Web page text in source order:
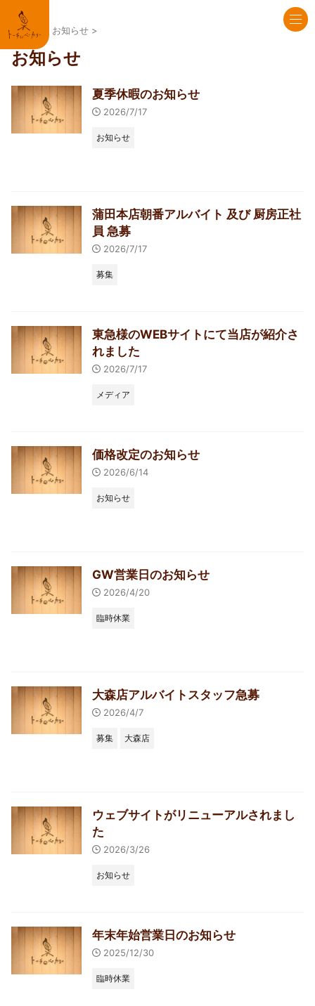
HOME お知らせ >
お知らせ
夏季休暇のお知らせ
2026/7/17
お知らせ
蒲田本店朝番アルバイト 及び 厨房正社
員 急募
2026/7/17
募集
東急様のWEBサイトにて当店が紹介さ
れました
2026/7/17
メディア
価格改定のお知らせ
2026/6/14
お知らせ
GW営業日のお知らせ
2026/4/20
臨時休業
大森店アルバイトスタッフ急募
2026/4/7
募集 大森店
ウェブサイトがリニューアルされまし
た
2026/3/26
お知らせ
年末年始営業日のお知らせ
2025/12/30
臨時休業